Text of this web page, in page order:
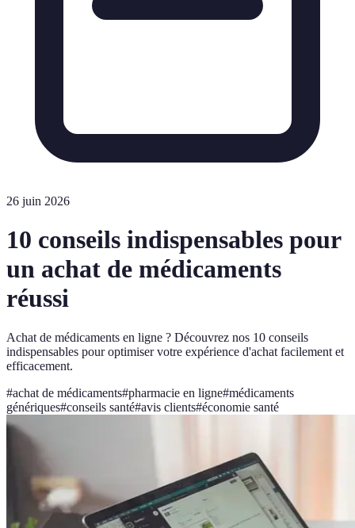
26 juin 2026
10 conseils indispensables pour
un achat de médicaments
réussi
Achat de médicaments en ligne ? Découvrez nos 10 conseils
indispensables pour optimiser votre expérience d'achat facilement et
efficacement.
#achat de médicaments#pharmacie en ligne#médicaments
génériques#conseils santé#avis clients#économie santé